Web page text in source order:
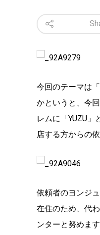
今回のテーマは
かというと、今
レムに「YUZU」
店する方からの
依頼者のヨンジ
在住のため、代
ンターと努めま